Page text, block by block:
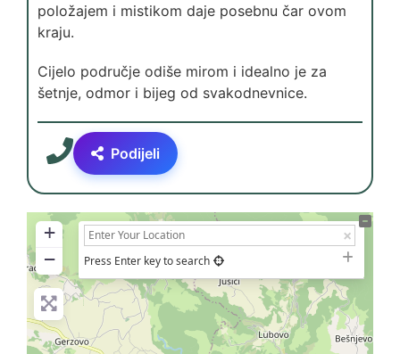
položajem i mistikom daje posebnu čar ovom
kraju.
Cijelo područje odiše mirom i idealno je za
šetnje, odmor i bijeg od svakodnevnice.
Podijeli
+
−
Press Enter key to search